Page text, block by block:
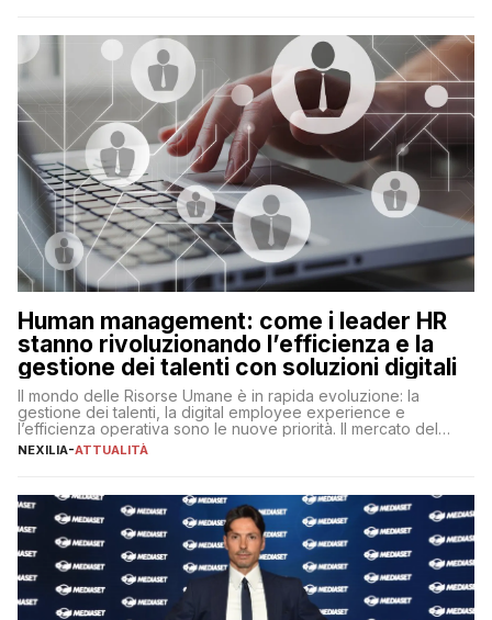
operazioni, bensì comporta […]
Human management: come i leader HR
stanno rivoluzionando l’efficienza e la
gestione dei talenti con soluzioni digitali
Il mondo delle Risorse Umane è in rapida evoluzione: la
gestione dei talenti, la digital employee experience e
l’efficienza operativa sono le nuove priorità. Il mercato del
lavoro, d’altra parte, è sempre più competitivo con una lotta
NEXILIA-ATTUALITÀ